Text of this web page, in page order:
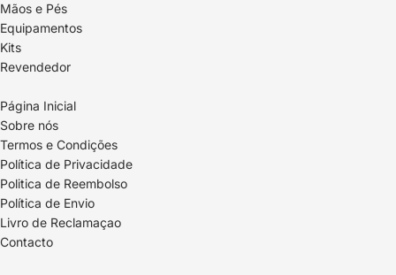
Mãos e Pés
Equipamentos
Kits
Revendedor
Página Inicial
Sobre nós
Termos e Condições
Política de Privacidade
Politica de Reembolso
Política de Envio
Livro de Reclamaçao
Contacto